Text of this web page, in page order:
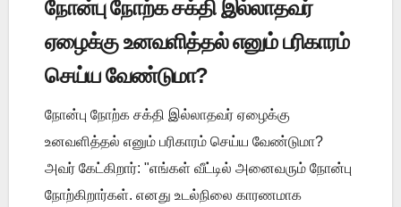
நோன்பு நோற்க சக்தி இல்லாதவர்
ஏழைக்கு உனவளித்தல் எனும் பரிகாரம்
செய்ய வேண்டுமா?
நோன்பு நோற்க சக்தி இல்லாதவர் ஏழைக்கு
உனவளித்தல் எனும் பரிகாரம் செய்ய வேண்டுமா?
அவர் கேட்கிறார்: "எங்கள் வீட்டில் அனைவரும் நோன்பு
நோற்கிறார்கள். எனது உடல்நிலை காரணமாக